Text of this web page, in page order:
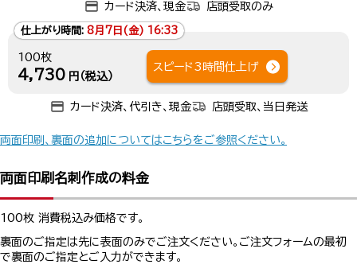
カード決済、現金 店頭受取のみ
仕上がり時間: 8月7日(金) 16:33
100枚
4,730 円（税込）
スピード3時間仕上げ
カード決済、代引き、現金 店頭受取、当日発送
両面印刷、裏面の追加についてはこちらをご参照ください。
両面印刷名刺作成の料金
100枚 消費税込み価格です。
裏面のご指定は先に表面のみでご注文ください。ご注文フォームの最初
で裏面のご指定とご入力ができます。